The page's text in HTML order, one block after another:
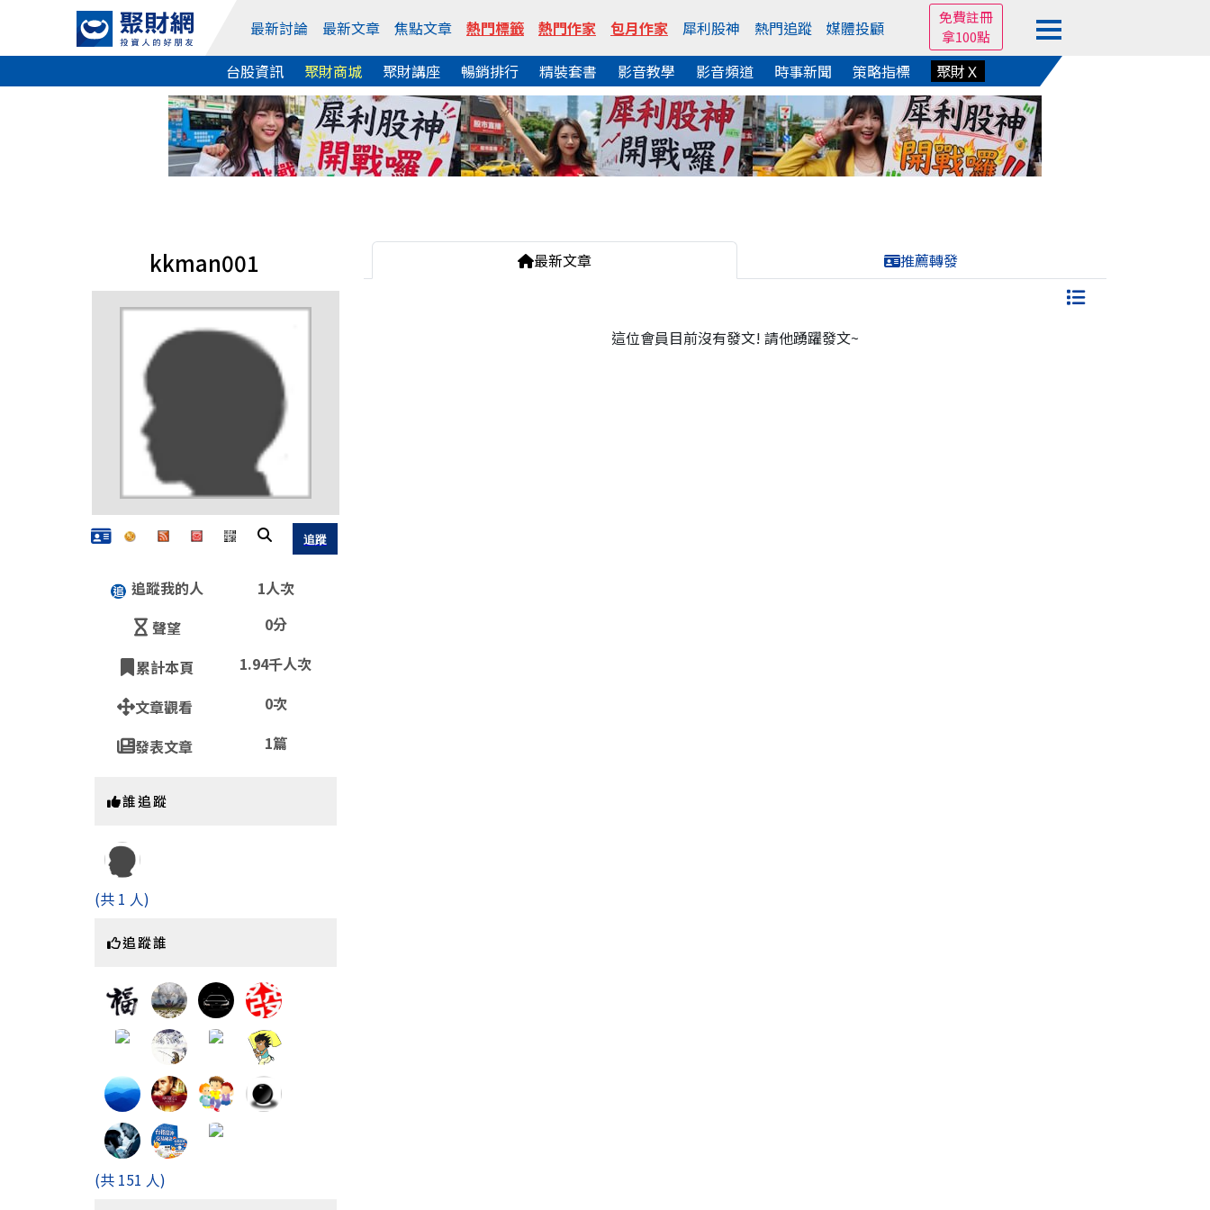
最新討論 最新文章 焦點文章 熱門標籤 熱門作家 包月作家 犀利股神 熱門追蹤 媒體投顧
免費註冊
拿100點
台股資訊 聚財商城 聚財講座 暢銷排行 精裝套書 影音教學 影音頻道 時事新聞 策略指標 聚財Ｘ
kkman001
追蹤我的人
1人次
聲望
0分
累計本頁
1.94千人次
文章觀看
0次
發表文章
1篇
誰追蹤
(共 1 人)
追蹤誰
(共 151 人)
最新文章 推薦轉發
這位會員目前沒有發文! 請他踴躍發文~